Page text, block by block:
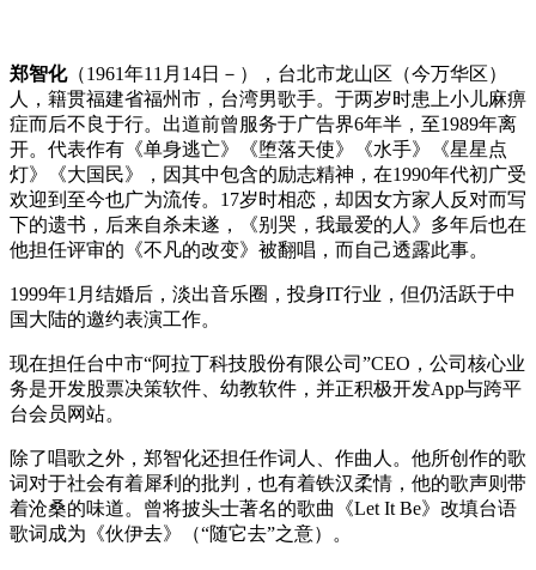
郑智化（1961年11月14日－），台北市龙山区（今万华区）
人，籍贯福建省福州市，台湾男歌手。于两岁时患上小儿麻痹
症而后不良于行。出道前曾服务于广告界6年半，至1989年离
开。代表作有《单身逃亡》《堕落天使》《水手》《星星点
灯》《大国民》，因其中包含的励志精神，在1990年代初广受
欢迎到至今也广为流传。17岁时相恋，却因女方家人反对而写
下的遗书，后来自杀未遂，《别哭，我最爱的人》多年后也在
他担任评审的《不凡的改变》被翻唱，而自己透露此事。
1999年1月结婚后，淡出音乐圈，投身IT行业，但仍活跃于中
国大陆的邀约表演工作。
现在担任台中市“阿拉丁科技股份有限公司”CEO，公司核心业
务是开发股票决策软件、幼教软件，并正积极开发App与跨平
台会员网站。
除了唱歌之外，郑智化还担任作词人、作曲人。他所创作的歌
词对于社会有着犀利的批判，也有着铁汉柔情，他的歌声则带
着沧桑的味道。曾将披头士著名的歌曲《Let It Be》改填台语
歌词成为《伙伊去》（“随它去”之意）。